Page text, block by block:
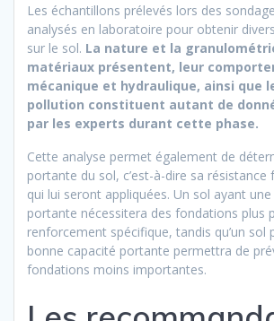
Les échantillons prélevés lors des
analysés en laboratoire pour obtenir
sur le sol. La nature et la
matériaux présentent, leur
mécanique et hydraulique, ainsi que
pollution constituent autant de
par les experts durant cette phase.
Cette analyse permet également de
portante du sol, c’est-à-dire sa résistance
qui lui seront appliquées. Un sol ayant
portante nécessitera des fondations plus
renforcement spécifique, tandis qu’un sol
bonne capacité portante permettra de
fondations moins importantes.